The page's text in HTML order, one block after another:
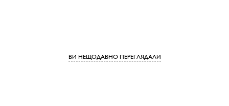
ВИ НЕЩОДАВНО ПЕРЕГЛЯДАЛИ